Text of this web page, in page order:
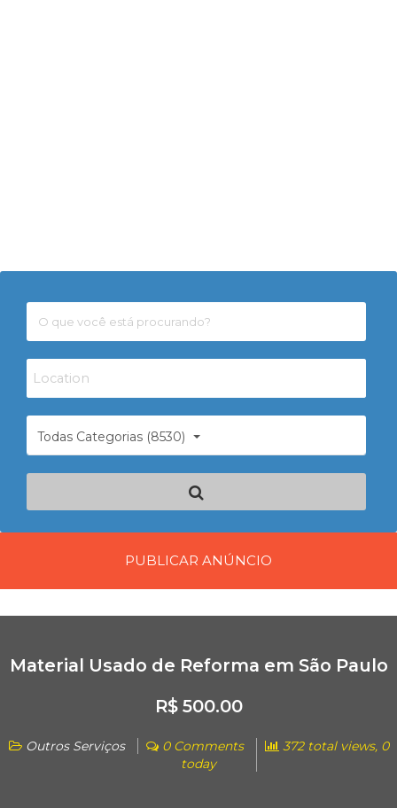
Todas Categorias (8530)
PUBLICAR ANÚNCIO
Material Usado de Reforma em São Paulo
R$ 500.00
Outros Serviços 0 Comments
372 total views, 0
today